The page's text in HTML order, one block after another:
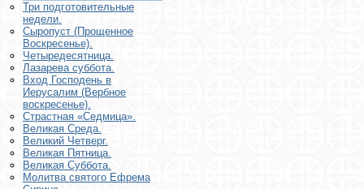
Три подготовительные
недели.
Сыропуст (Прощенное
Воскресенье).
Четыредесятница.
Лазарева суббота.
Вход Господень в
Иерусалим (Вербное
воскресенье).
Страстная «Седмица».
Великая Среда.
Великий Четверг.
Великая Пятница.
Великая Суббота.
Молитва святого Ефрема